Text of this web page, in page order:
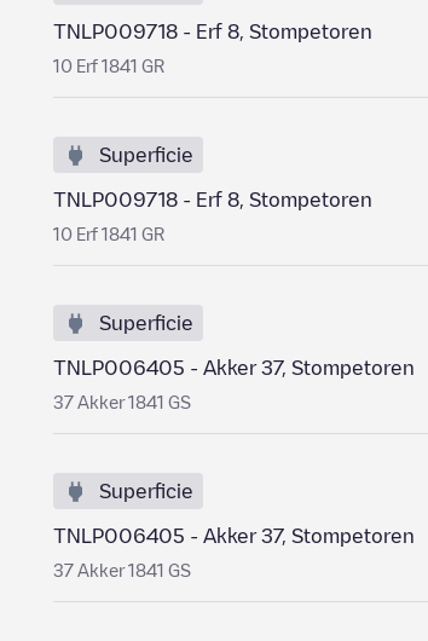
TNLP009718 - Erf 8, Stompetoren
10 Erf 1841 GR
Superficie
TNLP009718 - Erf 8, Stompetoren
10 Erf 1841 GR
Superficie
TNLP006405 - Akker 37, Stompetoren
37 Akker 1841 GS
Superficie
TNLP006405 - Akker 37, Stompetoren
37 Akker 1841 GS